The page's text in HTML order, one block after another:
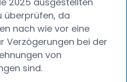
überprüfen, da
nach wie vor eine
Verzögerungen bei der
von
sind.